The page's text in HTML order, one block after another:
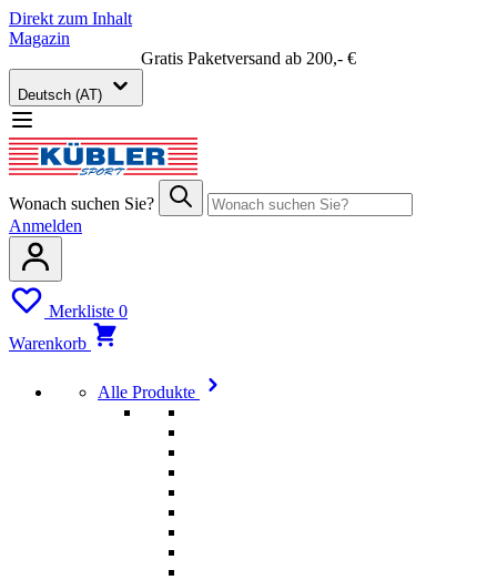
Direkt zum Inhalt
Magazin
Gratis Paketversand ab 200,- €
Deutsch (AT)
Wonach suchen Sie?
Anmelden
Merkliste 0
Warenkorb
Alle Produkte